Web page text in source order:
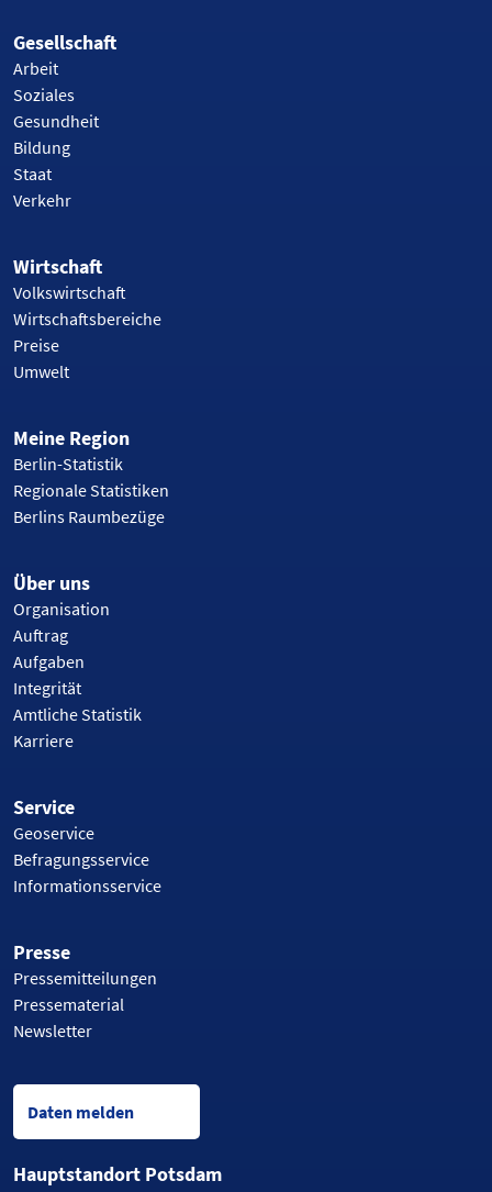
Gesellschaft
Arbeit
Soziales
Gesundheit
Bildung
Staat
Verkehr
Wirtschaft
Volkswirtschaft
Wirtschaftsbereiche
Preise
Umwelt
Meine Region
Berlin-Statistik
Regionale Statistiken
Berlins Raumbezüge
Über uns
Organisation
Auftrag
Aufgaben
Integrität
Amtliche Statistik
Karriere
Service
Geoservice
Befragungsservice
Informationsservice
Presse
Pressemitteilungen
Pressematerial
Newsletter
Daten melden
Hauptstandort Potsdam